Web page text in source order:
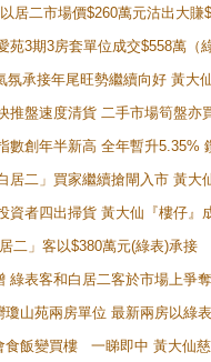
居二市場價$260萬元沽出大賺
苑3期3房套單位成交$558萬（
氛承接年尾旺勢繼續向好 黃
推盤速度清貨 二手市場筍盤
數創年半新高 全年暫升5.35%
居二」買家繼續搶閘入市 黃
資者四出掃貨 黃大仙『樓仔
二」客以$380萬元(綠表)承接
綠表客和白居二客於市場上
山苑兩房單位 最新兩房以綠
食飯變買樓 一睇即中 黃大仙